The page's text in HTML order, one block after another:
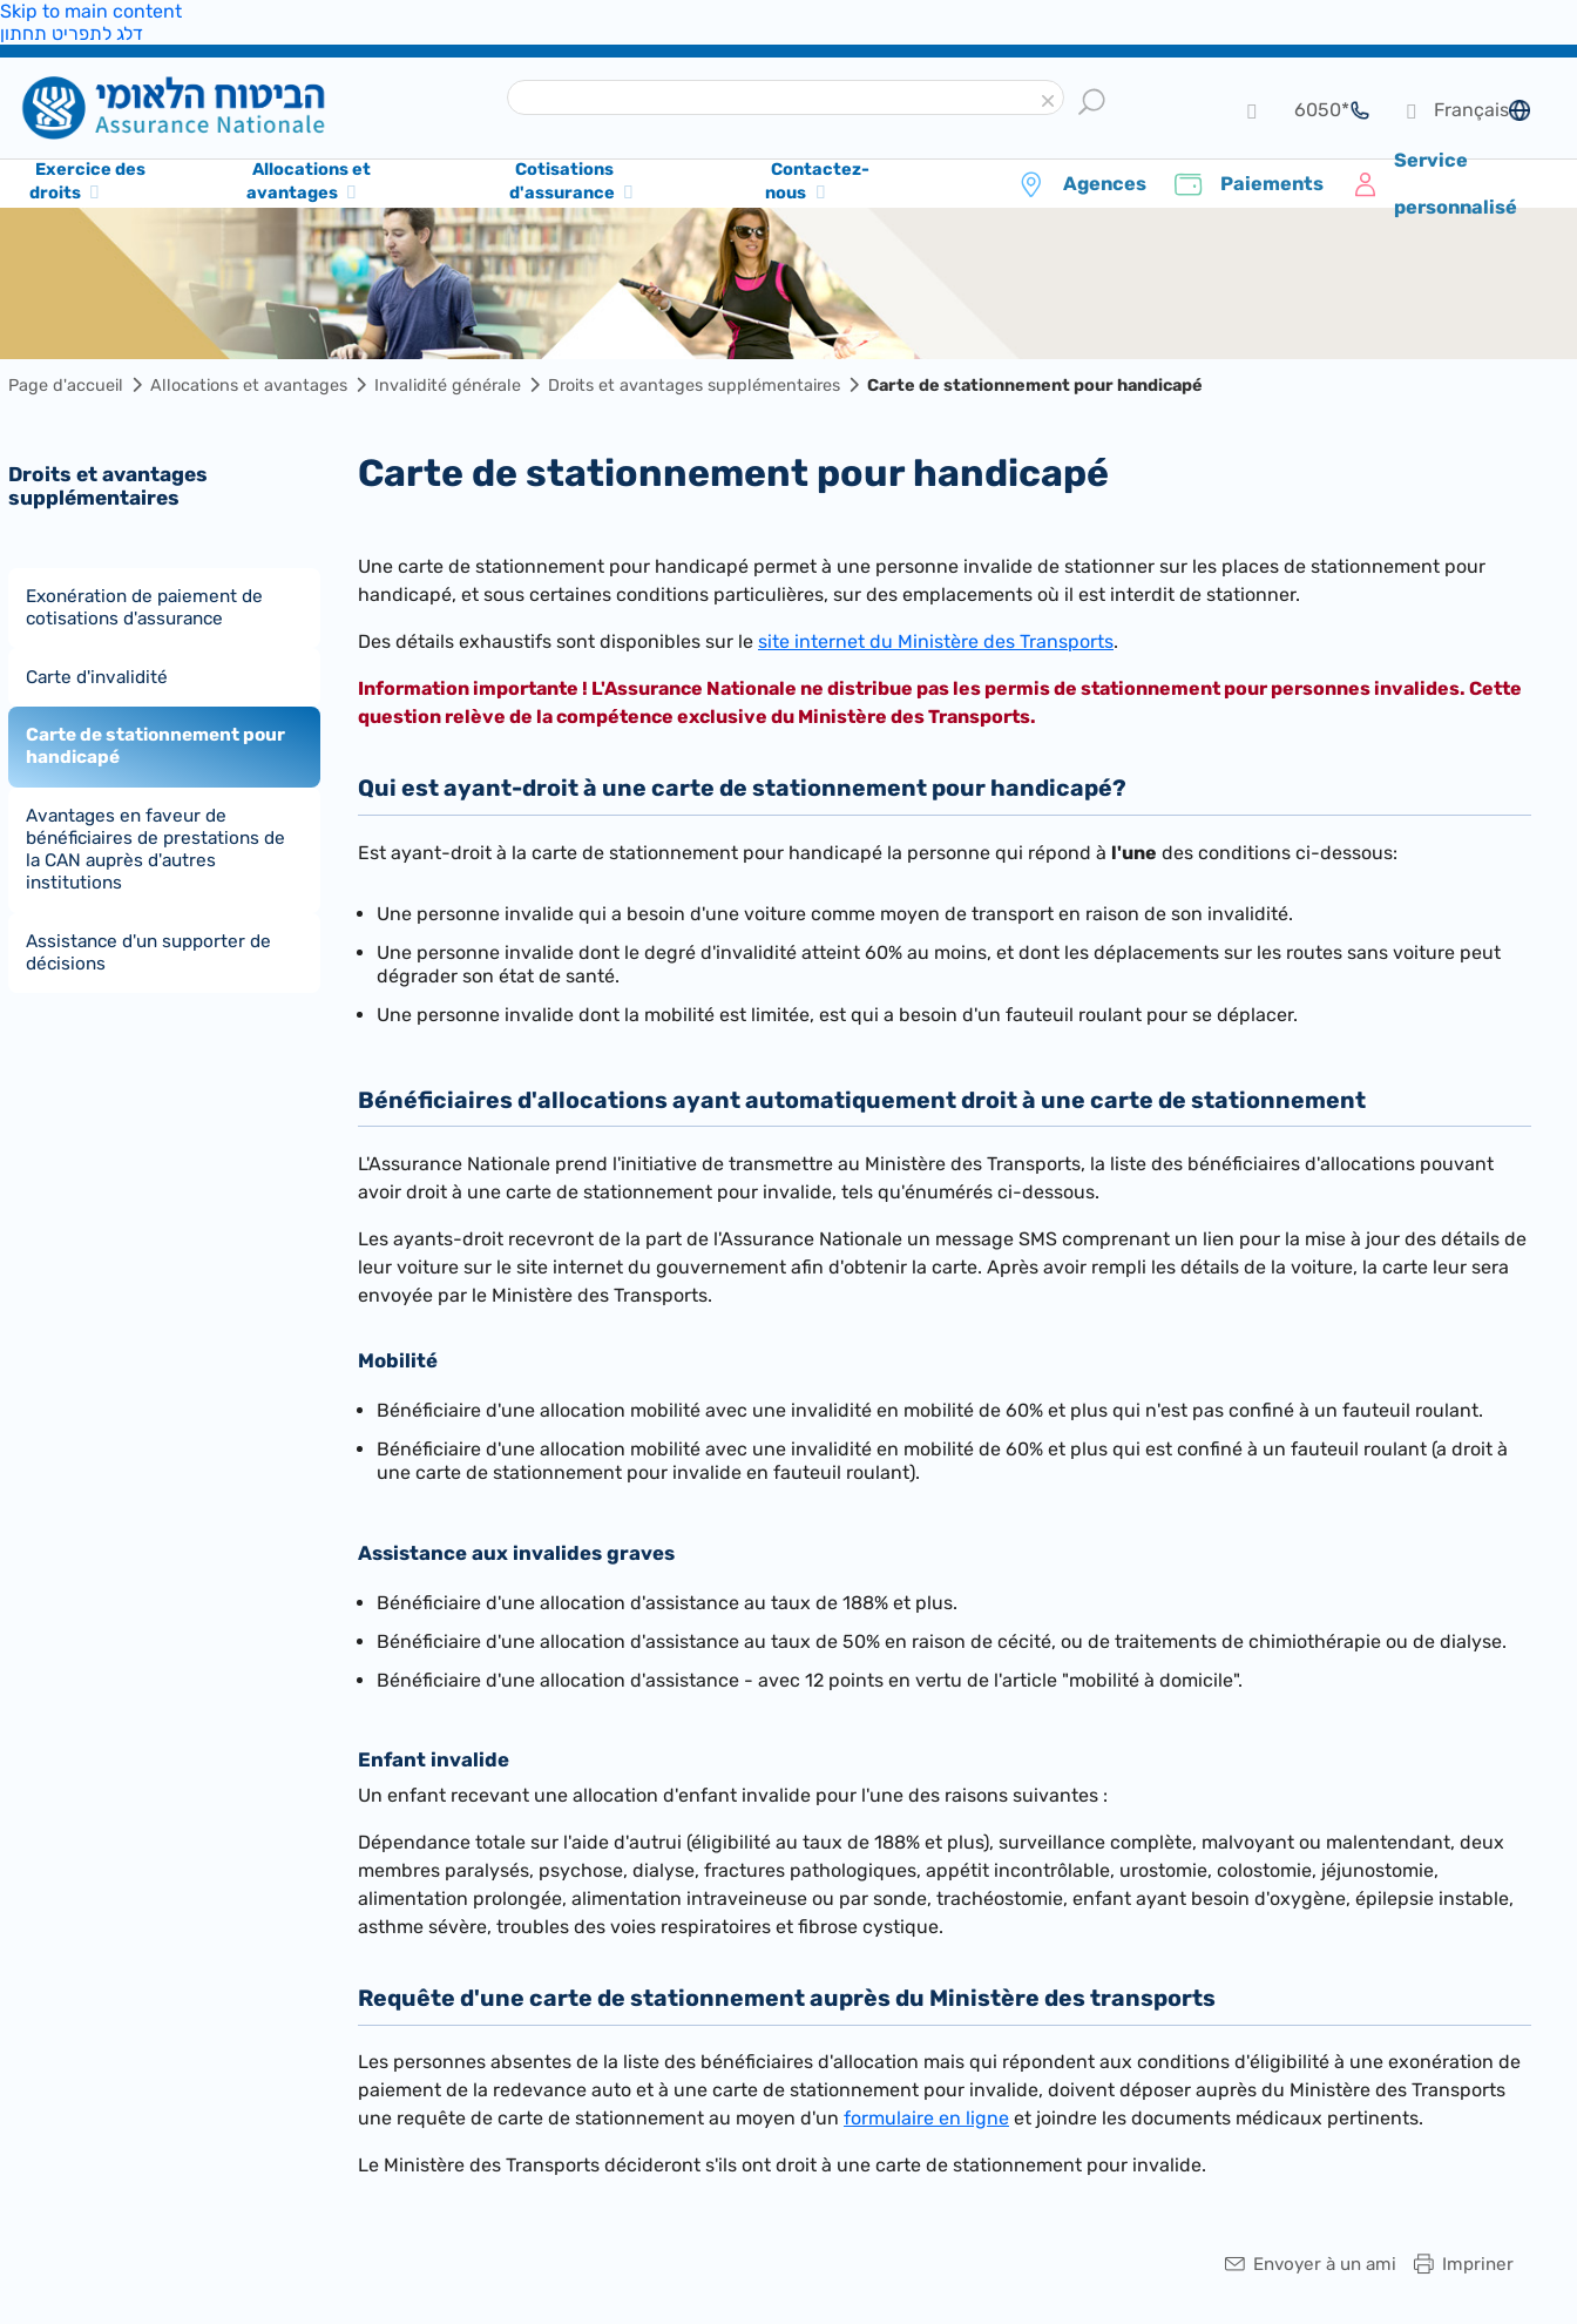
Skip to main content
דלג לתפריט תחתון
de langue
Français
*6050
Exercice des
droits
Allocations et
avantages
Cotisations
d'assurance
Contactez-
nous
Agences Paiements
Service
personnalisé
Page d'accueil Allocations et avantages Invalidité générale Droits et avantages supplémentaires Carte de stationnement pour handicapé
Droits et avantages
supplémentaires
Exonération de paiement de
cotisations d'assurance
Carte d'invalidité
Carte de stationnement pour
handicapé
Avantages en faveur de
bénéficiaires de prestations de
la CAN auprès d'autres
institutions
Assistance d'un supporter de
décisions
Carte de stationnement pour handicapé
​Une carte de stationnement pour handicapé permet à une personne invalide de stationner sur les places de stationnement pour
handicapé, et sous certaines conditions particulières, sur des emplacements où il est interdit de stationner.
Des détails exhaustifs sont disponibles sur le site internet du Ministère des Transports.
Information importante ! L'Assurance Nationale ne distribue pas les permis de stationnement pour personnes invalides. Cette
question relève de la compétence exclusive du Ministère des Transports.
Qui est ayant-droit à une carte de stationnement pour handicapé?
Est ayant-droit à la carte de stationnement pour handicapé la personne qui répond à l'une des conditions ci-dessous:
Une personne invalide qui a besoin d'une voiture comme moyen de transport en raison de son invalidité.
Une personne invalide dont le degré d'invalidité atteint 60% au moins, et dont les déplacements sur les routes sans voiture peut
dégrader son état de santé.
Une personne invalide dont la mobilité est limitée, est qui a besoin d'un fauteuil roulant pour se déplacer.
Bénéficiaires d'allocations ayant automatiquement droit à une carte de stationnement
L'Assurance Nationale prend l'initiative de transmettre au Ministère des Transports, la liste des bénéficiaires d'allocations pouvant
avoir droit à une carte de stationnement pour invalide, tels qu'énumérés ci-dessous.
Les ayants-droit recevront de la part de l'Assurance Nationale un message SMS comprenant un lien pour la mise à jour des détails de
leur voiture sur le site internet du gouvernement afin d'obtenir la carte. Après avoir rempli les détails de la voiture, la carte leur sera
envoyée par le Ministère des Transports.
Mobilité
Bénéficiaire d'une allocation mobilité avec une invalidité en mobilité de 60% et plus qui n'est pas confiné à un fauteuil roulant.
Bénéficiaire d'une allocation mobilité avec une invalidité en mobilité de 60% et plus qui est confiné à un fauteuil roulant (a droit à
une carte de stationnement pour invalide en fauteuil roulant).
Assistance aux invalides graves
Bénéficiaire d'une allocation d'assistance au taux de 188% et plus.
Bénéficiaire d'une allocation d'assistance au taux de 50% en raison de cécité, ou de traitements de chimiothérapie ou de dialyse.
Bénéficiaire d'une allocation d'assistance - avec 12 points en vertu de l'article "mobilité à domicile".
Enfant invalide
Un enfant recevant une allocation d'enfant invalide pour l'une des raisons suivantes :
Dépendance totale sur l'aide d'autrui (éligibilité au taux de 188% et plus), surveillance complète, malvoyant ou malentendant, deux
membres paralysés, psychose, dialyse, fractures pathologiques, appétit incontrôlable, urostomie, colostomie, jéjunostomie,
alimentation prolongée, alimentation intraveineuse ou par sonde, trachéostomie, enfant ayant besoin d'oxygène, épilepsie instable,
asthme sévère, troubles des voies respiratoires et fibrose cystique.
Requête d'une carte de stationnement auprès du Ministère des transports
Les personnes absentes de la liste des bénéficiaires d'allocation mais qui répondent aux conditions d'éligibilité à une exonération de
paiement de la redevance auto et à une carte de stationnement pour invalide, doivent déposer auprès du Ministère des Transports
une requête de carte de stationnement au moyen d'un formulaire en ligne et joindre les documents médicaux pertinents.
Le Ministère des Transports décideront s'ils ont droit à une carte de stationnement pour invalide.
Impriner
Envoyer à un ami